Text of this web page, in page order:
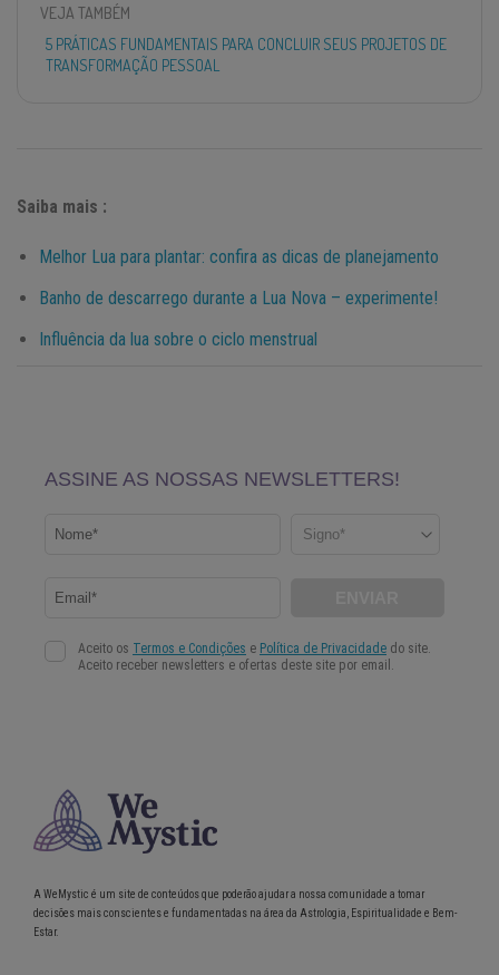
VEJA TAMBÉM
5 PRÁTICAS FUNDAMENTAIS PARA CONCLUIR SEUS PROJETOS DE
TRANSFORMAÇÃO PESSOAL
Saiba mais :
Melhor Lua para plantar: confira as dicas de planejamento
Banho de descarrego durante a Lua Nova – experimente!
Influência da lua sobre o ciclo menstrual
A WeMystic é um site de conteúdos que poderão ajudar a nossa comunidade a tomar
decisões mais conscientes e fundamentadas na área da Astrologia, Espiritualidade e Bem-
Estar.